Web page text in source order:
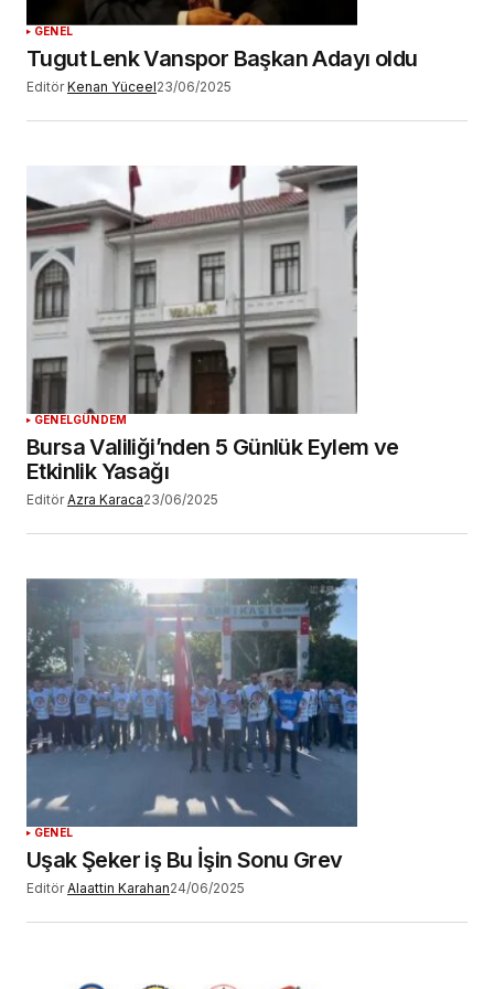
GENEL
Tugut Lenk Vanspor Başkan Adayı oldu
Editör Kenan Yüceel23/06/2025
GENELGÜNDEM
Bursa Valiliği’nden 5 Günlük Eylem ve
Etkinlik Yasağı
Editör Azra Karaca23/06/2025
GENEL
Uşak Şeker iş Bu İşin Sonu Grev
Editör Alaattin Karahan24/06/2025